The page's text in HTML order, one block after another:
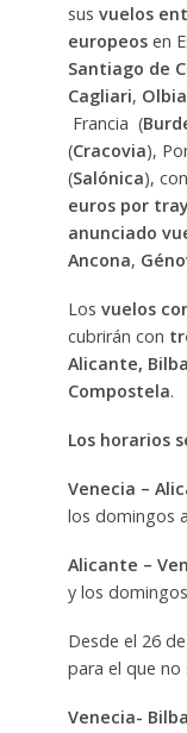
sus vuelos
europeosen
Santiago de
Cagliari, Olbia
Francia (
(Cracovia),
(Salónica),
euros por
anunciado
Ancona,
Los vuelos
cubrirán con
Alicante,
Compostela.
Los horarios
Venecia –
los domingos
Alicante –
y los
Desde el 26
para el que no
Venecia-